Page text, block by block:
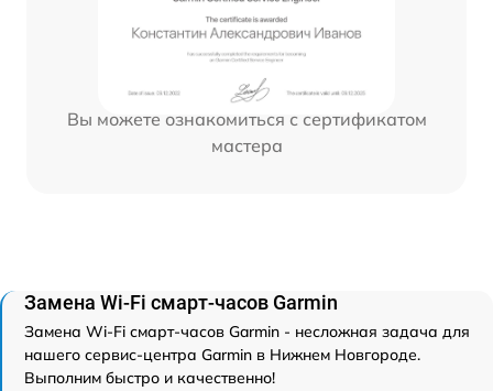
Вы можете ознакомиться с сертификатом
мастера
Замена Wi-Fi смарт-часов Garmin
Замена Wi-Fi смарт-часов Garmin - несложная задача для
нашего сервис-центра Garmin в Нижнем Новгороде.
Выполним быстро и качественно!